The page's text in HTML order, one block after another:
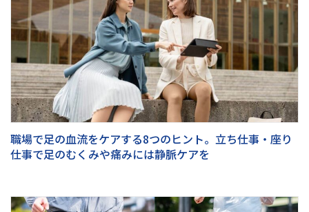
職場で足の血流をケアする8つのヒント。立ち仕事・座り
仕事で足のむくみや痛みには静脈ケアを